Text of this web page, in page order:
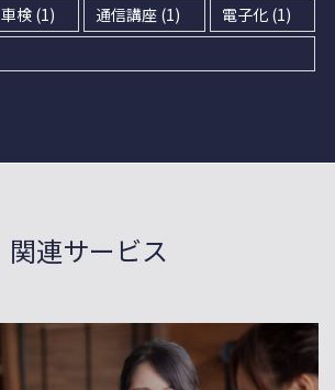
車検(1) 通信講座 (1) 電子化(1)
関連サービス